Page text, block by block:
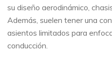
su diseño aerodinámico,
Además, suelen tener una
asientos limitados para
conducción.